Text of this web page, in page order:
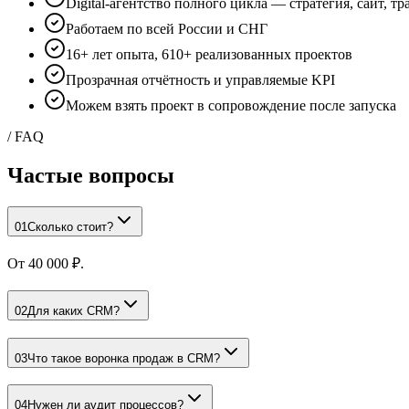
Работаем по всей России и СНГ
16+ лет опыта, 610+ реализованных проектов
Прозрачная отчётность и управляемые KPI
Можем взять проект в сопровождение после запуска
/ FAQ
Частые вопросы
01Сколько стоит?
От 40 000 ₽.
02Для каких CRM?
03Что такое воронка продаж в CRM?
04Нужен ли аудит процессов?